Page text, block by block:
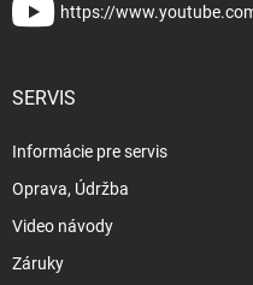
https://
SERVIS
Informácie pre servis
Oprava, Údržba
Video návody
Záruky